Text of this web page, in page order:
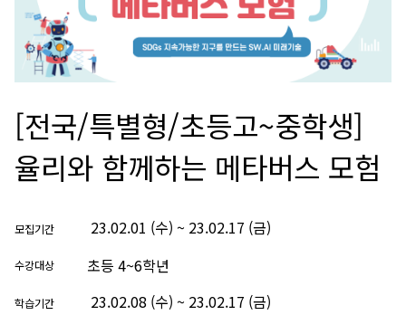
[전국/특별형/초등고~중학생]
율리와 함께하는 메타버스 모험
모집기간 23.02.01 (수) ~ 23.02.17 (금)
수강대상 초등 4~6학년
학습기간 23.02.08 (수) ~ 23.02.17 (금)